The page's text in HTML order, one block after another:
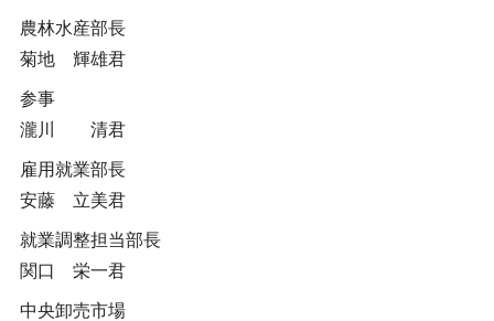
農林水産部長
菊地 輝雄君
参事
瀧川 清君
雇用就業部長
安藤 立美君
就業調整担当部長
関口 栄一君
中央卸売市場